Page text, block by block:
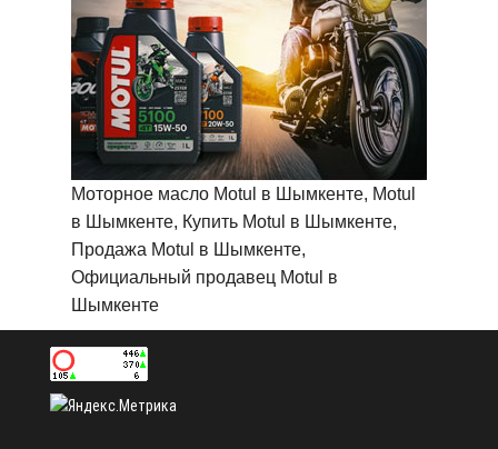
Моторное масло Motul в Шымкенте, Motul
в Шымкенте, Купить Motul в Шымкенте,
Продажа Motul в Шымкенте,
Официальный продавец Motul в
Шымкенте